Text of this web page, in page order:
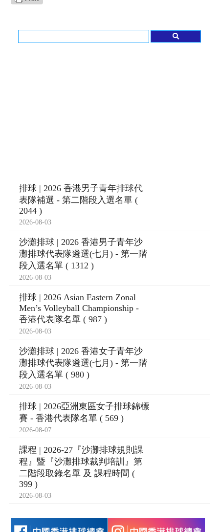
排球 | 2026 香港男子青年排球代
表隊補選 - 第二階段入選名單 (
2044 )
2026-08-03
沙灘排球 | 2026 香港男子青年沙
灘排球代表隊遴選(七月) - 第一階
段入選名單 ( 1312 )
2026-08-03
排球 | 2026 Asian Eastern Zonal
Men’s Volleyball Championship -
香港代表隊名單 ( 987 )
2026-08-03
沙灘排球 | 2026 香港女子青年沙
灘排球代表隊遴選(七月) - 第一階
段入選名單 ( 980 )
2026-08-03
排球 | 2026亞洲東區女子排球錦標
賽 - 香港代表隊名單 ( 569 )
2026-08-07
課程 | 2026-27『沙灘排球規則課
程』暨『沙灘排球裁判培訓』第
二階段取錄名單 及 課程時間 (
399 )
2026-08-03